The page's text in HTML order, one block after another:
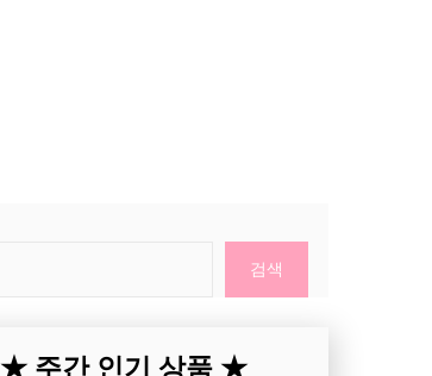
검색
★ 주간 인기 상품 ★